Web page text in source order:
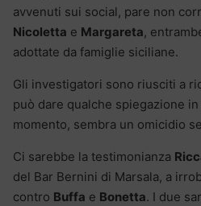
avvenuti sui social, pare non
Nicoletta e Margareta,
adottate da famiglie siciliane.
Gli investigatori sono riusciti a
può dare qualche spiegazione
momento, sembra un omicidio
Ci sarebbe la testimonianza
del Bar Bernini di Marsala, a
contro Buffa e Bonetta. I due